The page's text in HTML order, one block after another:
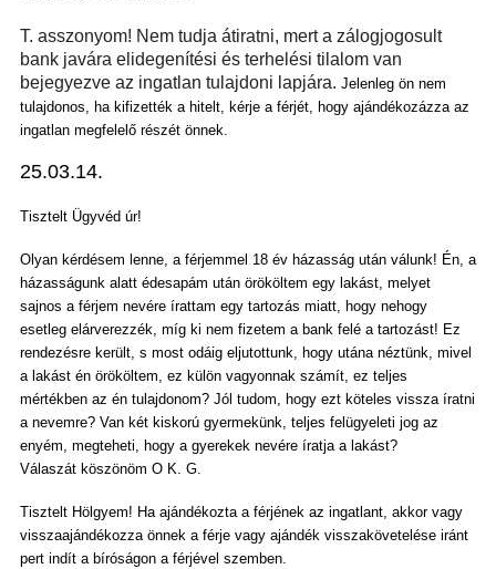
T. asszonyom! Nem tudja átiratni, mert a zálogjogosult
bank javára elidegenítési és terhelési tilalom van
bejegyezve az ingatlan tulajdoni lapjára. Jelenleg ön nem
tulajdonos, ha kifizették a hitelt, kérje a férjét, hogy ajándékozázza az
ingatlan megfelelő részét önnek.
25.03.14.
Tisztelt Ügyvéd úr!
Olyan kérdésem lenne, a férjemmel 18 év házasság után válunk! Én, a
házasságunk alatt édesapám után örököltem egy lakást, melyet
sajnos a férjem nevére írattam egy tartozás miatt, hogy nehogy
esetleg elárverezzék, míg ki nem fizetem a bank felé a tartozást! Ez
rendezésre került, s most odáig eljutottunk, hogy utána néztünk, mivel
a lakást én örököltem, ez külön vagyonnak számít, ez teljes
mértékben az én tulajdonom? Jól tudom, hogy ezt köteles vissza íratni
a nevemre? Van két kiskorú gyermekünk, teljes felügyeleti jog az
enyém, megteheti, hogy a gyerekek nevére íratja a lakást?
Válaszát köszönöm O K. G.
Tisztelt Hölgyem! Ha ajándékozta a férjének az ingatlant, akkor vagy
visszaajándékozza önnek a férje vagy ajándék visszakövetelése iránt
pert indít a bíróságon a férjével szemben.